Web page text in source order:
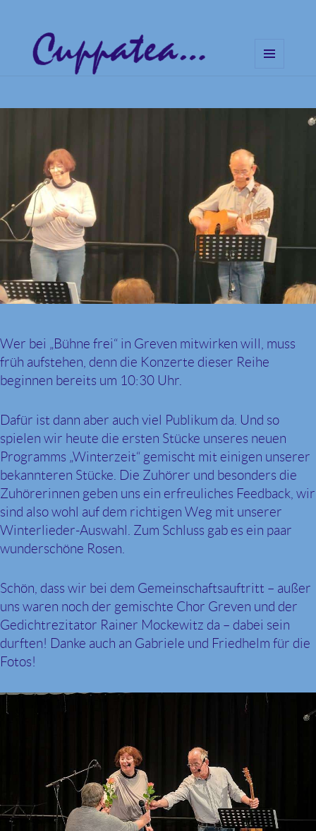
Musik und klare Botschaften
Wer bei „Bühne frei“ in Greven mitwirken will, muss
früh aufstehen, denn die Konzerte dieser Reihe
beginnen bereits um 10:30 Uhr.
Dafür ist dann aber auch viel Publikum da. Und so
spielen wir heute die ersten Stücke unseres neuen
Programms „Winterzeit“ gemischt mit einigen unserer
bekannteren Stücke. Die Zuhörer und besonders die
Zuhörerinnen geben uns ein erfreuliches Feedback, wir
sind also wohl auf dem richtigen Weg mit unserer
Winterlieder-Auswahl. Zum Schluss gab es ein paar
wunderschöne Rosen.
Schön, dass wir bei dem Gemeinschaftsauftritt – außer
uns waren noch der gemischte Chor Greven und der
Gedichtrezitator Rainer Mockewitz da – dabei sein
durften! Danke auch an Gabriele und Friedhelm für die
Fotos!